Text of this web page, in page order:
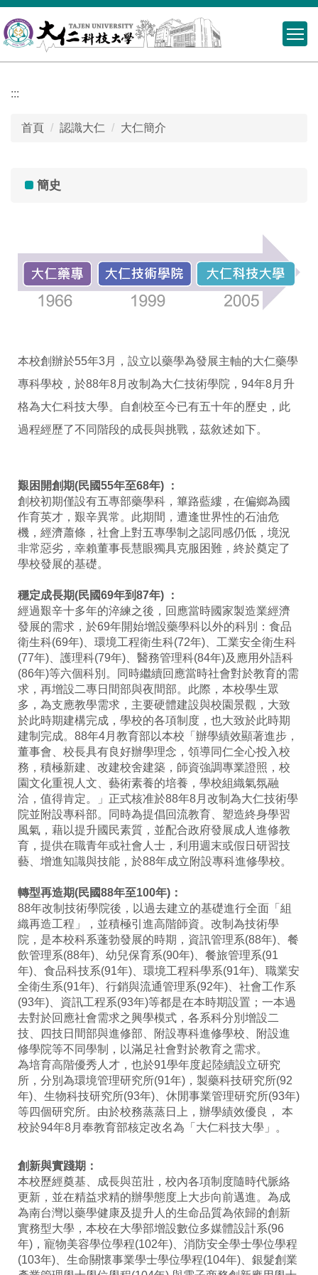
跳
到
主
要
容
:::
首頁 認識大仁 大仁簡介
簡史
本校創辦於55年3月，設立以藥學為發展主軸的大仁藥學
專科學校，於88年8月改制為大仁技術學院，94年8月升
格為大仁科技大學。自創校至今已有五十年的歷史，此
過程經歷了不同階段的成長與挑戰，茲敘述如下。
艱困開創期(民國55年至68年) ：
創校初期僅設有五專部藥學科，篳路藍縷，在偏鄉為國
作育英才，艱辛異常。此期間，遭逢世界性的石油危
機，經濟蕭條，社會上對五專學制之認同感仍低，境況
非常惡劣，幸賴董事長慧眼獨具克服困難，終於奠定了
學校發展的基礎。
穩定成長期(民國69年到87年) ：
經過艱辛十多年的淬練之後，回應當時國家製造業經濟
發展的需求，於69年開始增設藥學科以外的科別：食品
衛生科(69年)、環境工程衛生科(72年)、工業安全衛生科
(77年)、護理科(79年)、醫務管理科(84年)及應用外語科
(86年)等六個科別。同時繼續回應當時社會對於教育的需
求，再增設二專日間部與夜間部。此際，本校學生眾
多，為支應教學需求，主要硬體建設與校園景觀，大致
於此時期建構完成，學校的各項制度，也大致於此時期
建制完成。88年4月教育部以本校「辦學績效顯著進步，
董事會、校長具有良好辦學理念，領導同仁全心投入校
務，積極新建、改建校舍建築，師資強調專業證照，校
園文化重視人文、藝術素養的培養，學校組織氣氛融
洽，值得肯定。」正式核准於88年8月改制為大仁技術學
院並附設專科部。同時為提倡回流教育、塑造終身學習
風氣，藉以提升國民素質，並配合政府發展成人進修教
育，提供在職青年或社會人士，利用週末或假日研習技
藝、增進知識與技能，於88年成立附設專科進修學校。
轉型再造期(民國88年至100年)：
88年改制技術學院後，以過去建立的基礎進行全面「組
織再造工程」，並積極引進高階師資。改制為技術學
院，是本校科系蓬勃發展的時期，資訊管理系(88年)、餐
飲管理系(88年)、幼兒保育系(90年)、餐旅管理系(91
年)、食品科技系(91年)、環境工程科學系(91年)、職業安
全衛生系(91年)、行銷與流通管理系(92年)、社會工作系
(93年)、資訊工程系(93年)等都是在本時期設置；一本過
去對於回應社會需求之興學模式，各系科分別增設二
技、四技日間部與進修部、附設專科進修學校、附設進
修學院等不同學制，以滿足社會對於教育之需求。
為培育高階優秀人才，也於91學年度起陸續設立研究
所，分別為環境管理研究所(91年)，製藥科技研究所(92
年)、生物科技研究所(93年)、休閒事業管理研究所(93年)
等四個研究所。由於校務蒸蒸日上，辦學績效優良， 本
校於94年8月奉教育部核定改名為「大仁科技大學」。
創新與實踐期：
本校歷經奠基、成長與茁壯，校內各項制度隨時代脈絡
更新，並在精益求精的辦學態度上大步向前邁進。為成
為南台灣以藥學健康及提升人的生命品質為依歸的創新
實務型大學，本校在大學部增設數位多媒體設計系(96
年)，寵物美容學位學程(102年)、消防安全學士學位學程
(103年)、生命關懷事業學士學位學程(104年)、銀髮創業